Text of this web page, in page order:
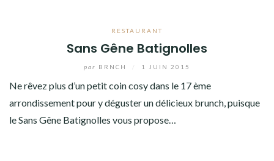
RESTAURANT
Sans Gêne Batignolles
par BRNCH 1 JUIN 2015
Ne rêvez plus d’un petit coin cosy dans le 17 ème
arrondissement pour y déguster un délicieux brunch, puisque
le Sans Gêne Batignolles vous propose…